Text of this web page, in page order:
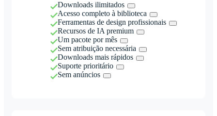
Downloads ilimitados
Acesso completo à biblioteca
Ferramentas de design profissionais
Recursos de IA premium
Um pacote por mês
Sem atribuição necessária
Downloads mais rápidos
Suporte prioritário
Sem anúncios